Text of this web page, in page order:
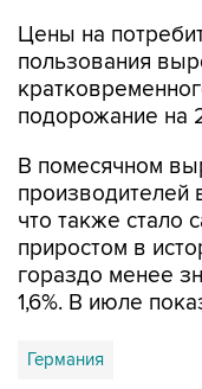
Цены на
пользования
подорожание на
В помесячном
производителей
что также стало
приростом в
гораздо менее
1,6%. В июле
Германия